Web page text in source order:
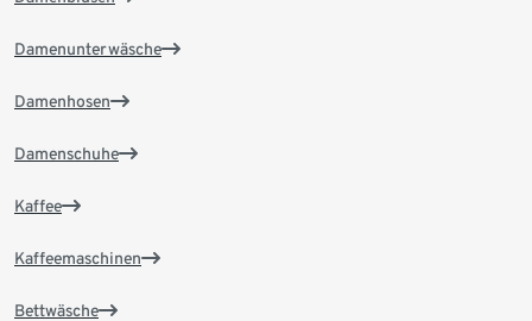
Damenunterwäsche
Damenhosen
Damenschuhe
Kaffee
Kaffeemaschinen
Bettwäsche